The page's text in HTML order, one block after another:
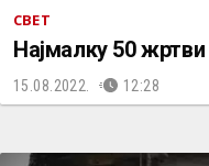
СВЕТ
Најмалку 50
15.08.2022. 12:28